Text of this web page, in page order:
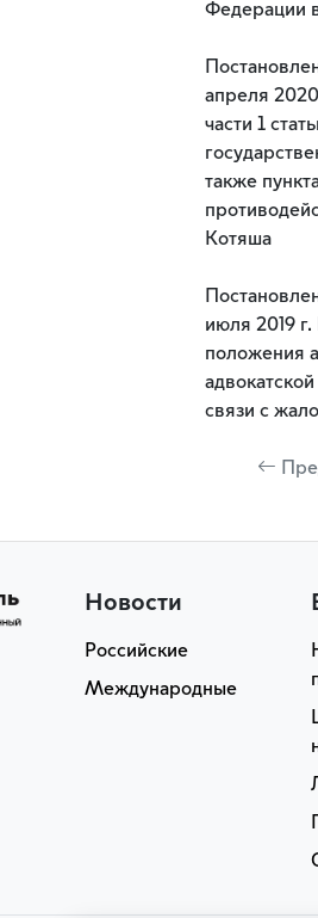
Федерации
апреля 2020
части 1
также
Котяша
июля 2019
положения
связи с
Новости
Российские
Международные